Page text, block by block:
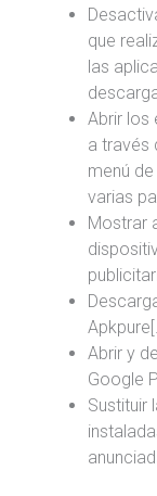
que
las
Abrir los
a través
menú
varias
Mostrar
Abrir y
Google
Sustituir